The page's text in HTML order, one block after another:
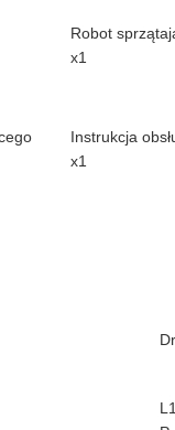
Robot
x1
Instrukcja
x1